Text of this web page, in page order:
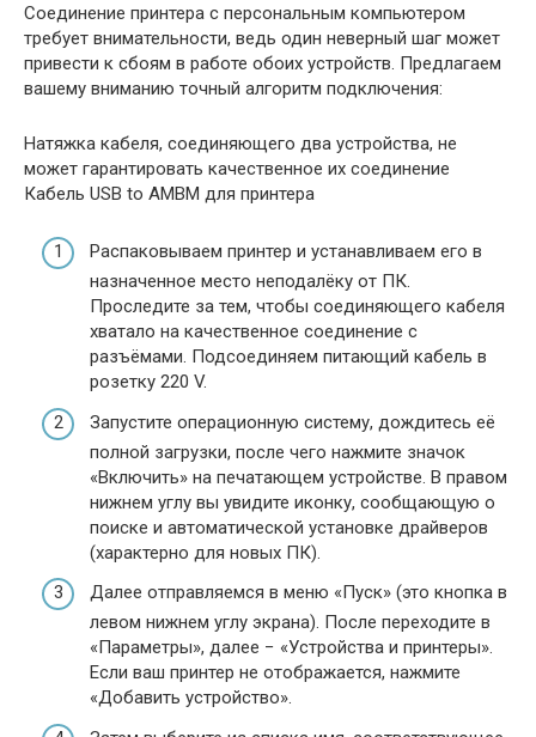
Соединение принтера с персональным компьютером
требует внимательности, ведь один неверный шаг может
привести к сбоям в работе обоих устройств. Предлагаем
вашему вниманию точный алгоритм подключения:
Натяжка кабеля, соединяющего два устройства, не
может гарантировать качественное их соединение
Кабель USB to AMBM для принтера
Распаковываем принтер и устанавливаем его в
назначенное место неподалёку от ПК.
Проследите за тем, чтобы соединяющего кабеля
хватало на качественное соединение с
разъёмами. Подсоединяем питающий кабель в
розетку 220 V.
Запустите операционную систему, дождитесь её
полной загрузки, после чего нажмите значок
«Включить» на печатающем устройстве. В правом
нижнем углу вы увидите иконку, сообщающую о
поиске и автоматической установке драйверов
(характерно для новых ПК).
Далее отправляемся в меню «Пуск» (это кнопка в
левом нижнем углу экрана). После переходите в
«Параметры», далее − «Устройства и принтеры».
Если ваш принтер не отображается, нажмите
«Добавить устройство».